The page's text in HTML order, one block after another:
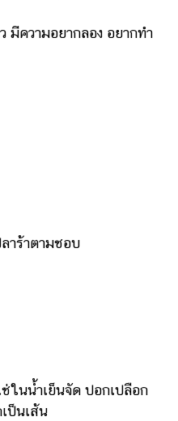
มีความอยากลอง อยากทำ
ร้าตามชอบ
ในน้ำเย็นจัด ปอกเปลือก
ป็นเส้น